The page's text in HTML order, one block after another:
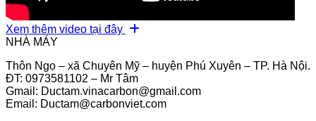
Xem thêm video tại đây
NHÀ MÁY
Thôn Ngọ – xã Chuyên Mỹ – huyện Phú Xuyên – TP. Hà Nội.
ĐT: 0973581102 – Mr Tâm
Gmail: Ductam.vinacarbon@gmail.com
Email: Ductam@carbonviet.com